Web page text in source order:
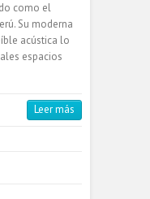
como el
Su moderna
acústica lo
espacios
Leer más